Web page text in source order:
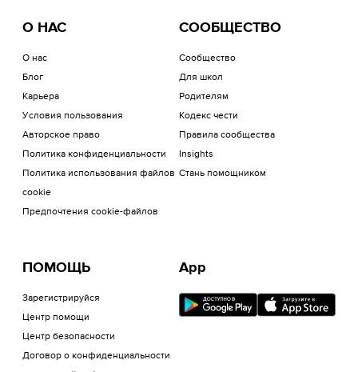
О НАС
О нас
Блог
Карьера
Условия пользования
Авторское право
Политика конфиденциальности
Политика использования файлов
cookie
Предпочтения cookie-файлов
СООБЩЕСТВО
Сообщество
Для школ
Родителям
Кодекс чести
Правила сообщества
Insights
Стань помощником
ПОМОЩЬ
Зарегистрируйся
Центр помощи
Центр безопасности
Договор о конфиденциальности
App